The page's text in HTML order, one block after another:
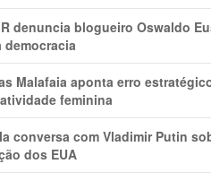
denuncia blogueiro Oswaldo
democracia
Malafaia aponta erro
feminina
conversa com Vladimir Putin
dos EUA